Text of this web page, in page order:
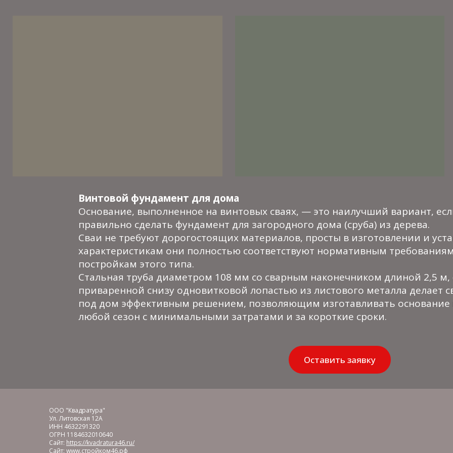
Винтовой фундамент для дома
Основание, выполненное на винтовых сваях, — это наилучший вариант,
правильно сделать фундамент для загородного дома (сруба) из дерева.
Сваи не требуют дорогостоящих материалов, просты в изготовлении и
характеристикам они полностью соответствуют нормативным
постройкам этого типа.
Стальная труба диаметром 108 мм со сварным наконечником длиной 2,5 м,
приваренной снизу одновитковой лопастью из листового металла делает
под дом эффективным решением, позволяющим изготавливать основание
любой сезон с минимальными затратами и за короткие сроки.
Оставить заявку
ООО "Квадратура"
Ул. Литовская 12А
ИНН 4632291320
ОГРН 1184632010640
Сайт: https://kvadratura46.ru/
Сайт: www.стройком46.рф